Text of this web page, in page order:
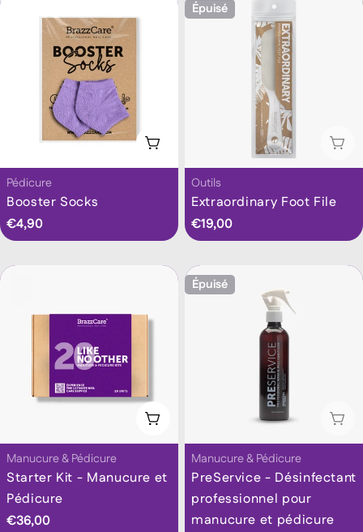
Ajouter Au Panier
Taper:
Pédicure
Booster Socks
Prix
habituel
€4,90
Épuisé
Taper:
Outils
Extraordinary Foot File
Prix
habituel
€19,00
Ajouter Au Panier
Taper:
Manucure & Pédicure
Starter Kit - Manucure et
Pédicure
Prix
€36,00
Épuisé
Taper:
Manucure & Pédicure
PreService - Désinfectant
professionnel pour
manucure et pédicure